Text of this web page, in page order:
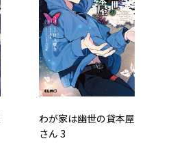
わが家は幽世の貸本屋
さん 3